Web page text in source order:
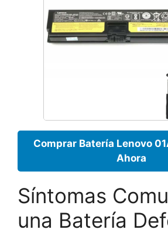
Comprar Batería Lenovo
Ahora
Síntomas
una Batería